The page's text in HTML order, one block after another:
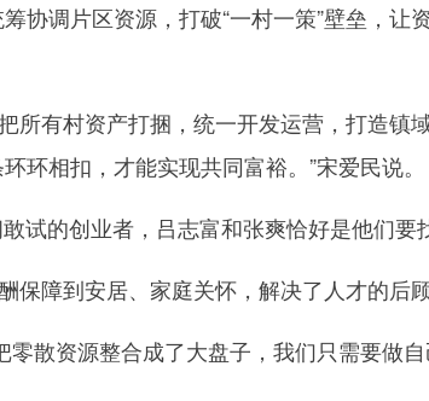
协调片区资源，打破“一村一策”壁垒，让
有村资产打捆，统一开发运营，打造镇
相扣，才能实现共同富裕。”宋爱民说。
的创业者，吕志富和张爽恰好是他们要找
障到安居、家庭关怀，解决了人才的后顾
散资源整合成了大盘子，我们只需要做